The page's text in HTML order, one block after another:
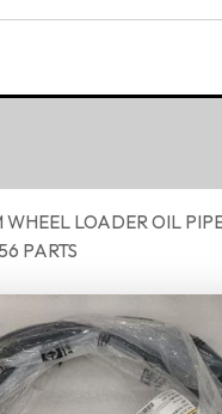
WHEEL LOADER OIL
PARTS